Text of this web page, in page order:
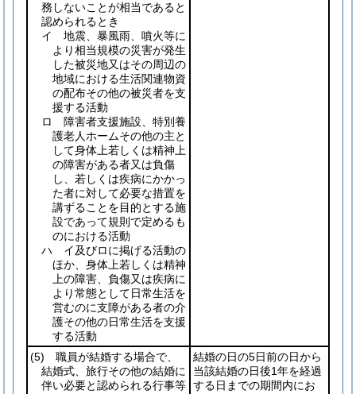
務しないことが相当であると
認められるとき
イ 地震、暴風雨、噴火等に
より相当規模の災害が発生
した被災地又はその周辺の
地域における生活関連物資
の配布その他の被災者を支
援する活動
ロ 障害者支援施設、特別養
護老人ホームその他の主と
して身体上若しくは精神上
の障害がある者又は負傷
し、若しくは疾病にかかっ
た者に対して必要な措置を
講ずることを目的とする施
設であって規則で定めるも
のにおける活動
ハ イ及びロに掲げる活動の
ほか、身体上若しくは精神
上の障害、負傷又は疾病に
より常態として日常生活を
営むのに支障がある者の介
護その他の日常生活を支援
する活動
(5) 職員が結婚する場合で、
結婚式、旅行その他の結婚に
伴い必要と認められる行事等
結婚の日の5日前の日から
当該結婚の日後1年を経過
する日までの期間内にお